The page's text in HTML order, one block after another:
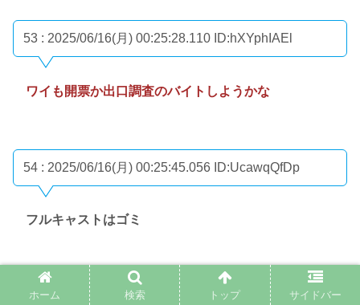
53 : 2025/06/16(月) 00:25:28.110 ID:hXYphIAEl
ワイも開票か出口調査のバイトしようかな
54 : 2025/06/16(月) 00:25:45.056 ID:UcawqQfDp
フルキャストはゴミ
55 : 2025/06/16(月) 00:25:58.185ID:2dZl6TVww
ホーム 検索 トップ サイドバー